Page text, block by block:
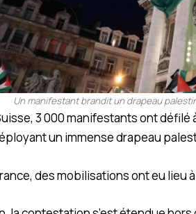
Un manifestant brandit un drapeau
3 000 manifestants ont
un immense drapeau
des mobilisations ont eu lieu